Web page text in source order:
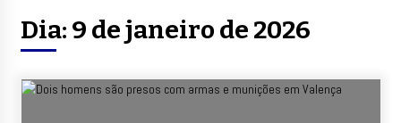
Dia: 9 de janeiro de 2026